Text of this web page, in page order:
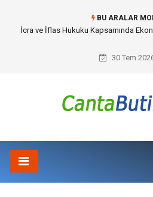
BU ARALAR
Cybersecurity Solutions (Siber Güvenlik
30 Tem